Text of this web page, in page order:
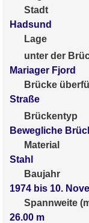
Stadt
Hadsund
Lage
unter der
Mariager Fjord
Brücke
Straße
Brückentyp
Bewegliche
Material
Stahl
Baujahr
1974 bis 10.
Spannweite
26.00 m